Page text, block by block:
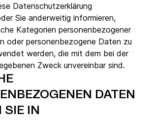
Datenschutzerklärung
Sie anderweitig informieren,
Kategorien personenbezogener
oder personenbezogene Daten zu
werden, die mit dem bei der
Zweck unvereinbar sind.
DATEN
SIE IN